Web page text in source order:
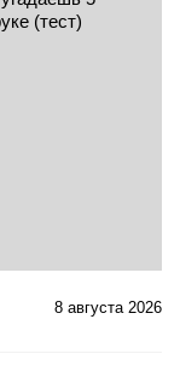
8 августа 2026